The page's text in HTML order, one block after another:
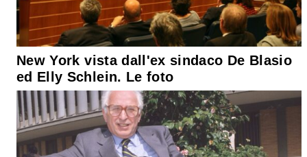
New York vista dall'ex sindaco De Blasio
ed Elly Schlein. Le foto